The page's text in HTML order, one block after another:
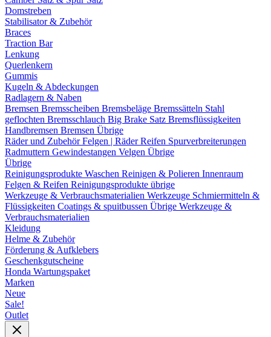
Domstreben
Stabilisator & Zubehör
Braces
Traction Bar
Lenkung
Querlenkern
Gummis
Kugeln & Abdeckungen
Radlagern & Naben
Bremsen Bremsscheiben Bremsbeläge Bremssätteln Stahl
geflochten Bremsschlauch Big Brake Satz Bremsflüssigkeiten
Handbremsen Bremsen Übrige
Räder und ZubehörFelgen | RäderReifen Spurverbreiterungen
Radmuttern Gewindestangen Velgen Übrige
Übrige
Reinigungsprodukte Waschen Reinigen & Polieren Innenraum
Felgen & Reifen Reinigungsprodukte übrige
Werkzeuge & Verbrauchsmaterialien Werkzeuge Schmiermitteln &
Flüssigkeiten Coatings & spuitbussen Übrige Werkzeuge &
Verbrauchsmaterialien
Kleidung
Helme & Zubehör
Förderung & Aufklebers
Geschenkgutscheine
Honda Wartungspaket
Marken
Neue
Sale!
Outlet